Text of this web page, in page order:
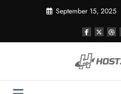
September 15, 2025